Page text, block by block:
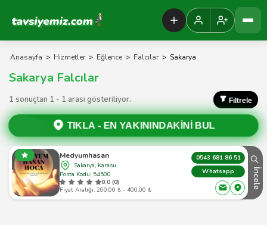
Tavsiyemiz Anasayfa
Anasayfa > Hizmetler > Eğlence > Falcılar > Sakarya
Sakarya Falcılar
1 sonuçtan 1 - 1 arası gösteriliyor. Filtrele
TIKLA - EN YAKININDAKİNİ BUL
Medyumhasan
Sakarya, Karasu
Posta Kodu: 54500
0.0 (0)
Fiyat Aralığı: 200,00 ₺ - 400,00 ₺
0543 681 86 51
Whatsapp
İncele